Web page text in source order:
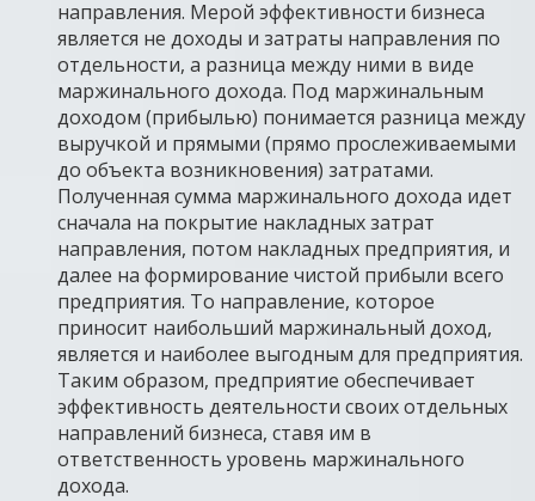
направления. Мерой эффективности бизнеса
является не доходы и затраты направления по
отдельности, а разница между ними в виде
маржинального дохода. Под маржинальным
доходом (прибылью) понимается разница между
выручкой и прямыми (прямо прослеживаемыми
до объекта возникновения) затратами.
Полученная сумма маржинального дохода идет
сначала на покрытие накладных затрат
направления, потом накладных предприятия, и
далее на формирование чистой прибыли всего
предприятия. То направление, которое
приносит наибольший маржинальный доход,
является и наиболее выгодным для предприятия.
Таким образом, предприятие обеспечивает
эффективность деятельности своих отдельных
направлений бизнеса, ставя им в
ответственность уровень маржинального
дохода.